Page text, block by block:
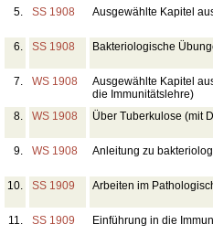
5. SS 1908 Ausgewählte Kapitel
6. SS 1908 Bakteriologische
7. WS 1908
Ausgewählte Kapitel
die Immunitätslehre)
8.
WS 1908 Über Tuberkulose (mit
9. WS 1908 Anleitung zu
10. SS 1909 Arbeiten im
11. SS 1909 Einführung in die